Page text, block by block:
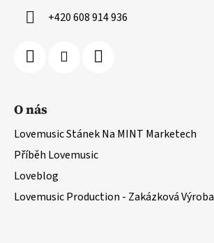
+420 608 914 936
O nás
Lovemusic Stánek Na MINT Marketech
Příběh Lovemusic
Loveblog
Lovemusic Production - Zakázková Výroba